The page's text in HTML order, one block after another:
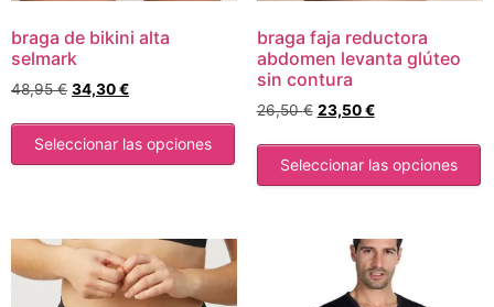
braga de bikini alta
selmark
48,95€ 34,30€
Seleccionar las opciones
braga faja reductora
abdomen levanta glúteo
sin contura
26,50€ 23,50€
Seleccionar las opciones